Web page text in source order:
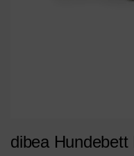
dibea Hundebett